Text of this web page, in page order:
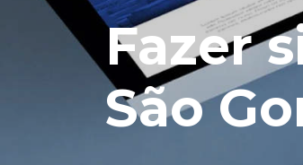
Fazer
São